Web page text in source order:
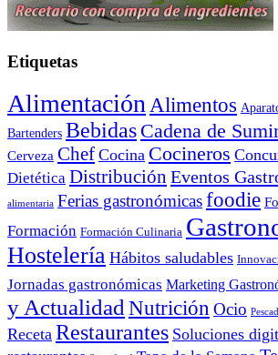
Etiquetas
Alimentación Alimentos
Bartenders Bebidas Cadena de
Cerveza Chef Cocina Cocineros
Dietética Distribución Eventos
alimentaria Ferias gastronómicasfoodie
Formación Formación Culinaria
Hostelería Hábitos saludables
Jornadas gastronómicas Marketing
y Actualidad Nutrición Ocio
Receta Restaurantes Soluciones